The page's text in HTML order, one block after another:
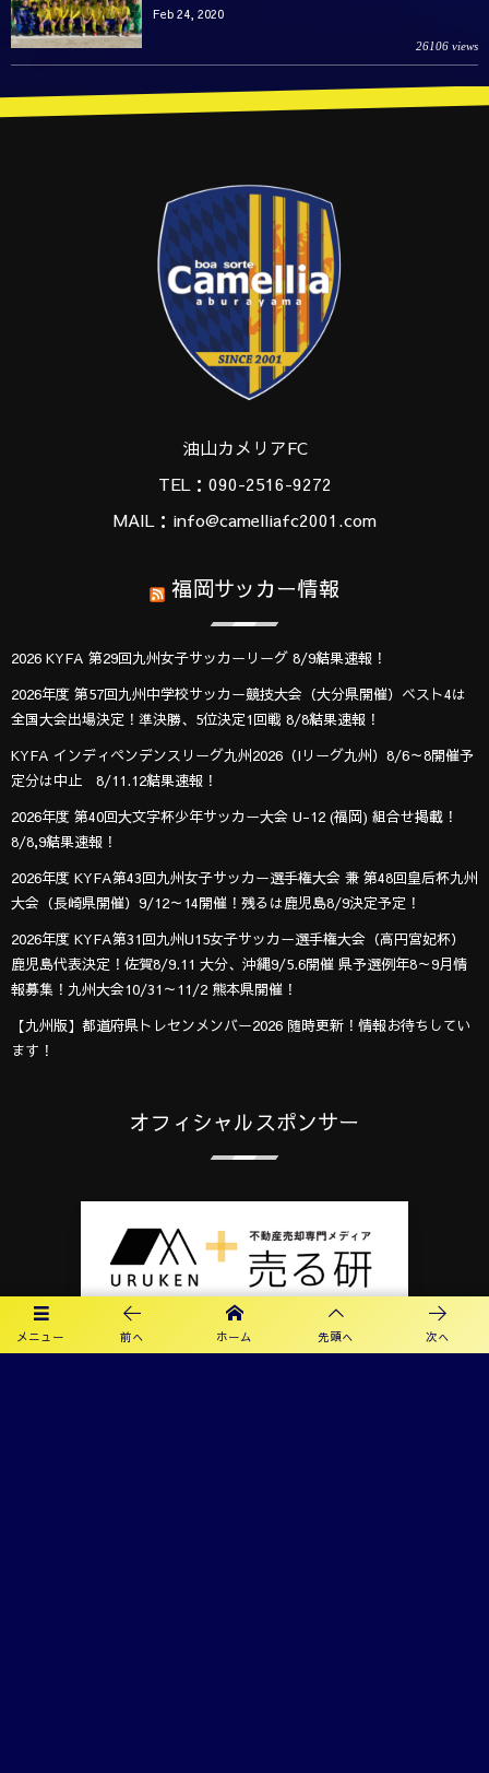
Feb 24, 2020
26106 views
メニュー 前へ ホーム 先頭へ 次へ
油山カメリアFC
TEL：090-2516-9272
MAIL：info@camelliafc2001.com
福岡サッカー情報
2026 KYFA 第29回九州女子サッカーリーグ 8/9結果速報！
2026年度 第57回九州中学校サッカー競技大会（大分県開催）ベスト4は
全国大会出場決定！準決勝、5位決定1回戦 8/8結果速報！
KYFA インディペンデンスリーグ九州2026（Iリーグ九州）8/6～8開催予
定分は中止 8/11.12結果速報！
2026年度 第40回大文字杯少年サッカー大会 U-12 (福岡) 組合せ掲載！
8/8,9結果速報！
2026年度 KYFA第43回九州女子サッカー選手権大会 兼 第48回皇后杯九州
大会（長崎県開催）9/12～14開催！残るは鹿児島8/9決定予定！
2026年度 KYFA第31回九州U15女子サッカー選手権大会（高円宮妃杯）
鹿児島代表決定！佐賀8/9.11 大分、沖縄9/5.6開催 県予選例年8～9月情
報募集！九州大会10/31～11/2 熊本県開催！
【九州版】都道府県トレセンメンバー2026 随時更新！情報お待ちしてい
ます！
オフィシャルスポンサー